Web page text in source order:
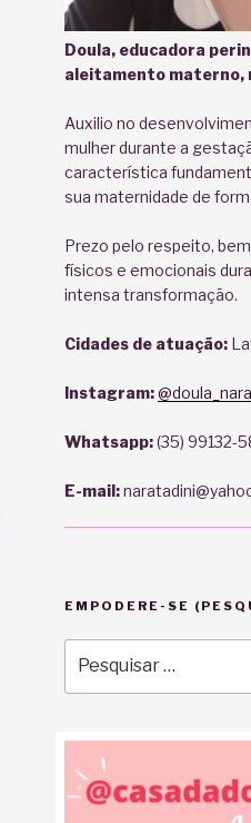
Doula, educadora
aleitamento materno,
Auxilio no
mulher durante a
característica
sua maternidade de
Prezo pelo respeito,
físicos e emocionais
intensa transformação.
Cidades de atuação:
Instagram:
Whatsapp:(35) 99132-
E-mail:
EMPODERE-SE
por: